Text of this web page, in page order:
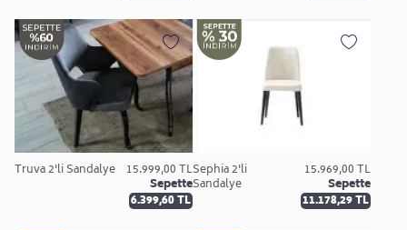
Truva 2'li Sandalye 15.999,00 TL
Sepette
6.399,60 TL
Sephia 2'li
Sandalye
15.969,00 TL
Sepette
11.178,29 TL